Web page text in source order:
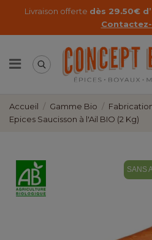
Livraison offerte dès 29.50€
Accueil Gamme Bio
Epices Saucisson à l'Ail BIO (2 Kg)
SANS